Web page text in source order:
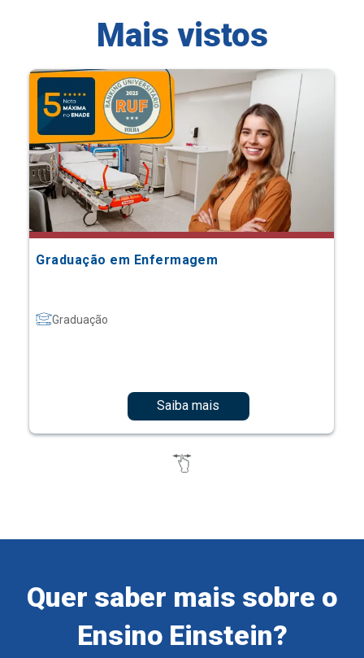
Mais vistos
Graduação em Enfermagem
Graduação
Saiba mais
Quer saber mais sobre o
Ensino Einstein?